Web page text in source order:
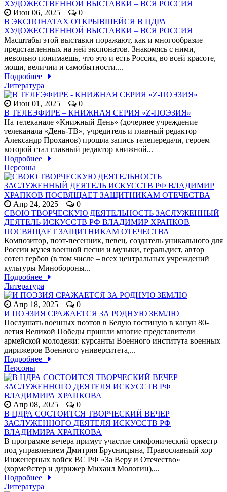
Июн 06, 2025
0
В ЭКСПОНАТАХ ОТКРЫВШЕЙСЯ В ЦДРА
ХУДОЖЕСТВЕННОЙ ВЫСТАВКИ – ВСЯ РОССИЯ
Масштабы этой выставки поражают, как и многообразие
представленных на ней экспонатов. Знакомясь с ними,
невольно понимаешь, что это и есть Россия, во всей красоте,
мощи, величии и самобытности....
Подробнее
Литература
Июн 01, 2025
0
В ТЕЛЕЭФИРЕ – КНИЖНАЯ СЕРИЯ «Z-ПОЭЗИЯ»
На телеканале «Книжный День» (дочернее учреждение
телеканала «День-ТВ», учредитель и главный редактор –
Александр Проханов) прошла запись телепередачи, героем
которой стал главный редактор книжной...
Подробнее
Персоны
Апр 24, 2025
0
СВОЮ ТВОРЧЕСКУЮ ДЕЯТЕЛЬНОСТЬ ЗАСЛУЖЕННЫЙ
ДЕЯТЕЛЬ ИСКУССТВ РФ ВЛАДИМИР ХРАПКОВ
ПОСВЯЩАЕТ ЗАЩИТНИКАМ ОТЕЧЕСТВА
Композитор, поэт-песенник, певец, создатель уникального для
России музея военной песни и музыки, геральдист, автор
сотен гербов (в том числе – всех центральных учреждений
культуры Минобороны...
Подробнее
Литература
Апр 18, 2025
0
И ПОЭЗИЯ СРАЖАЕТСЯ ЗА РОДНУЮ ЗЕМЛЮ
Послушать военных поэтов в Белую гостиную в канун 80-
летия Великой Победы пришли многие представители
армейской молодежи: курсанты Военного института военных
дирижеров Военного университета,...
Подробнее
Персоны
Апр 08, 2025
0
В ЦДРА СОСТОИТСЯ ТВОРЧЕСКИЙ ВЕЧЕР
ЗАСЛУЖЕННОГО ДЕЯТЕЛЯ ИСКУССТВ РФ
ВЛАДИМИРА ХРАПКОВА
В программе вечера примут участие симфонический оркестр
под управлением Дмитрия Брусницына, Православный хор
Инженерных войск ВС РФ «За Веру и Отечество»
(хормейстер и дирижер Михаил Мологин),...
Подробнее
Литература